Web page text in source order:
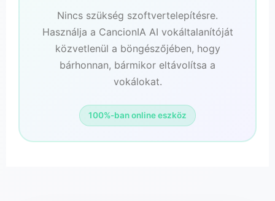
Nincs szükség szoftvertelepítésre.
Használja a CancionIA AI vokáltalanítóját
közvetlenül a böngészőjében, hogy
bárhonnan, bármikor eltávolítsa a
vokálokat.
100%-ban online eszköz